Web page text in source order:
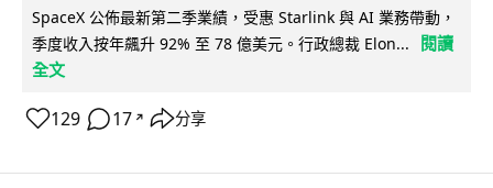
SpaceX 公佈最新第二季業績，受惠 Starlink 與 AI 業務帶動，
季度收入按年飆升 92% 至 78 億美元。行政總裁 Elon...
閱讀
全文
129 17 ↗ 分享